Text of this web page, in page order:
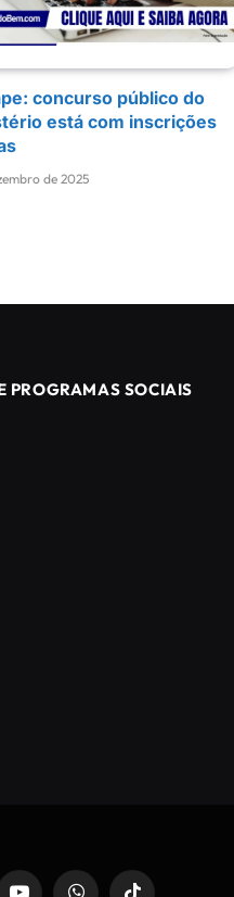
concurso público do
está com inscrições
de 2025
PROGRAMAS SOCIAIS